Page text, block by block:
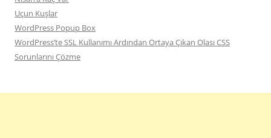
Uçun Kuşlar
WordPress Popup Box
WordPress’te SSL Kullanımı Ardından Ortaya Çıkan Olası CSS
Sorunlarını Çözme